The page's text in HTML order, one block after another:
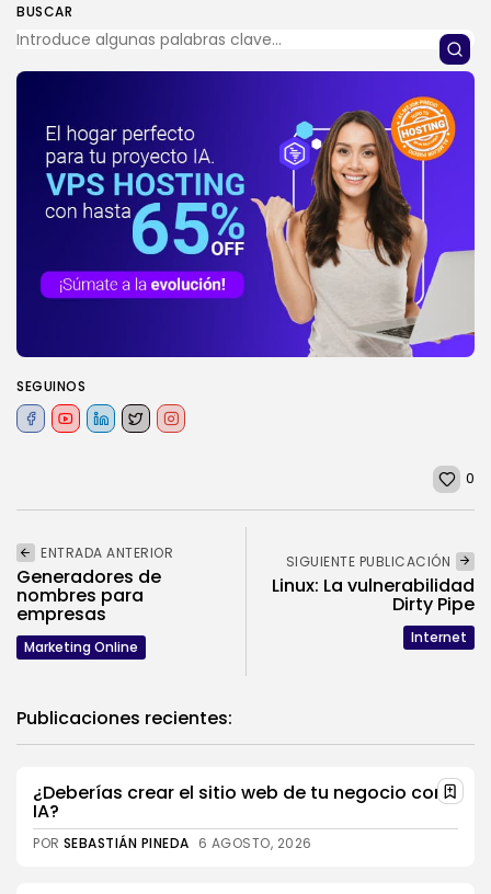
BUSCAR
SEGUINOS
0
ENTRADA ANTERIOR
Generadores de
nombres para
empresas
Marketing Online
SIGUIENTE PUBLICACIÓN
Linux: La vulnerabilidad
Dirty Pipe
Internet
Publicaciones recientes:
¿Deberías crear el sitio web de tu negocio con
IA?
POR SEBASTIÁN PINEDA 6 AGOSTO, 2026